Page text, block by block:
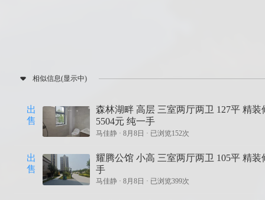
相似信息(显示中)
出
售
森林湖畔 高层 三室两厅两卫 127平 精
5504元 纯一手
马佳静 · 8月8日 · 已浏览152次
出
售
耀腾公馆 小高 三室两厅两卫 105平 精
手
马佳静 · 8月8日 · 已浏览399次